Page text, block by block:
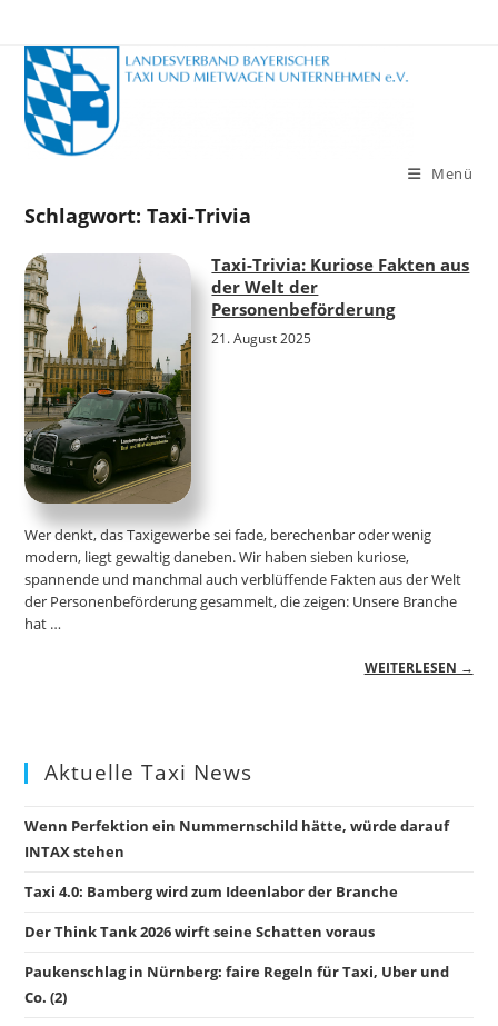
Inhalt
springen
Menü
Schlagwort:Taxi-Trivia
Taxi-Trivia: Kuriose Fakten aus
der Welt der
Personenbeförderung
21. August 2025
Wer denkt, das Taxigewerbe sei fade, berechenbar oder wenig
modern, liegt gewaltig daneben. Wir haben sieben kuriose,
spannende und manchmal auch verblüffende Fakten aus der Welt
der Personenbeförderung gesammelt, die zeigen: Unsere Branche
hat …
WEITERLESEN →
Aktuelle Taxi News
Wenn Perfektion ein Nummernschild hätte, würde darauf
INTAX stehen
Taxi 4.0: Bamberg wird zum Ideenlabor der Branche
Der Think Tank 2026 wirft seine Schatten voraus
Paukenschlag in Nürnberg: faire Regeln für Taxi, Uber und
Co. (2)